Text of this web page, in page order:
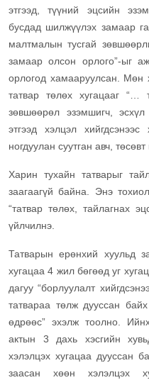
этгээд, түүний эцсийн
бусдад шилжүүлэх замаар
малтмалын тусгай
замаар олсон орлого”-ыг
орлогод хамааруулсан. Мөн
татвар төлөх хугацааг “…
зөвшөөрөл эзэмшигч,
этгээд хэлцэл
ногдуулан суутган авч,
Харин тухайн татварыг
заагаагүй байна. Энэ
“татвар төлөх, тайлагнах
үйлчилнэ.
Татварын ерөнхий хуульд
хугацаа 4 жил бөгөөд уг
дагуу “борлуулалт
татвараа төлж дууссан
өдрөөс” эхэлж тоолно.
актын 3 дахь хэсгийн
хэлэлцэх хугацаа дууссан
заасан хөөн хэлэлцэх